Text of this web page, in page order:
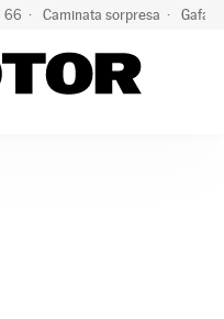
66 Caminata sorpresa Gafas